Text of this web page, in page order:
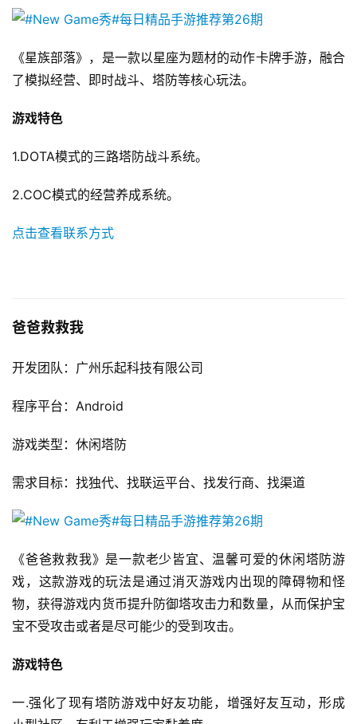
(
中
)
《星族部落》，是一款以星座为题材的动作卡牌手游，融合
了模拟经营、即时战斗、塔防等核心玩法。
游戏特色
1.DOTA模式的三路塔防战斗系统。
2.COC模式的经营养成系统。
点击查看联系方式
爸爸救救我
开发团队：广州乐起科技有限公司
程序平台：Android
游戏类型：休闲塔防
需求目标：找独代、找联运平台、找发行商、找渠道
《爸爸救救我》是一款老少皆宜、温馨可爱的休闲塔防游
戏，这款游戏的玩法是通过消灭游戏内出现的障碍物和怪
物，获得游戏内货币提升防御塔攻击力和数量，从而保护宝
宝不受攻击或者是尽可能少的受到攻击。
游戏特色
一.强化了现有塔防游戏中好友功能，增强好友互动，形成